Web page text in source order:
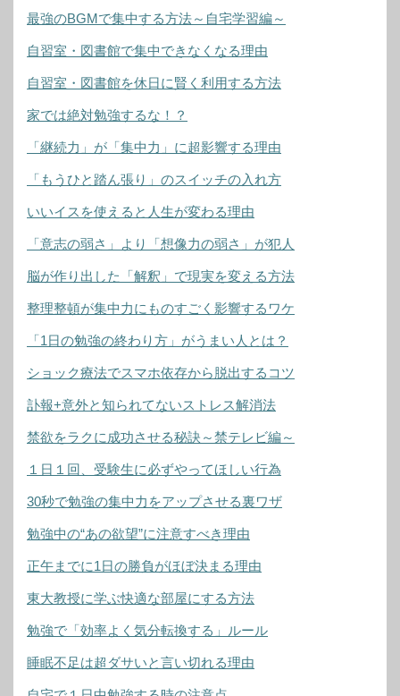
最強のBGMで集中する方法～自宅学習編～
自習室・図書館で集中できなくなる理由
自習室・図書館を休日に賢く利用する方法
家では絶対勉強するな！？
「継続力」が「集中力」に超影響する理由
「もうひと踏ん張り」のスイッチの入れ方
いいイスを使えると人生が変わる理由
「意志の弱さ」より「想像力の弱さ」が犯人
脳が作り出した「解釈」で現実を変える方法
整理整頓が集中力にものすごく影響するワケ
「1日の勉強の終わり方」がうまい人とは？
ショック療法でスマホ依存から脱出するコツ
訃報+意外と知られてないストレス解消法
禁欲をラクに成功させる秘訣～禁テレビ編～
１日１回、受験生に必ずやってほしい行為
30秒で勉強の集中力をアップさせる裏ワザ
勉強中の“あの欲望”に注意すべき理由
正午までに1日の勝負がほぼ決まる理由
東大教授に学ぶ快適な部屋にする方法
勉強で「効率よく気分転換する」ルール
睡眠不足は超ダサいと言い切れる理由